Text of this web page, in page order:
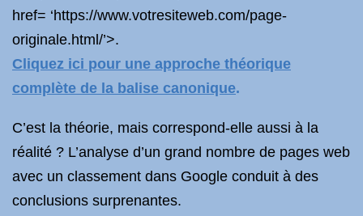
href= ‘https://www.votresiteweb.com/page-
originale.html/’>.
Cliquez ici pour une approche théorique
complète de la balise canonique.
C’est la théorie, mais correspond-elle aussi à la
réalité ? L’analyse d’un grand nombre de pages web
avec un classement dans Google conduit à des
conclusions surprenantes.